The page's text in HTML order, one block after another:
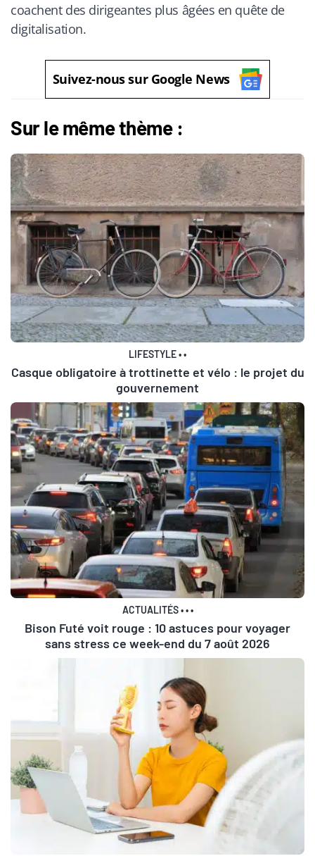
coachent des dirigeantes plus âgées en quête de
digitalisation.
Suivez-nous sur Google News
Sur le même thème :
LIFESTYLE••
Casque obligatoire à trottinette et vélo : le projet du
gouvernement
ACTUALITÉS•••
Bison Futé voit rouge : 10 astuces pour voyager
sans stress ce week-end du 7 août 2026